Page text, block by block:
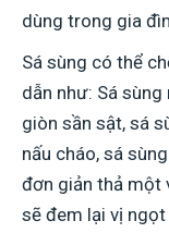
dùng trong gia
Sá sùng có thể
dẫn như: Sá
giòn sần sật, sá
nấu cháo, sá
đơn giản thả một
sẽ đem lại vị